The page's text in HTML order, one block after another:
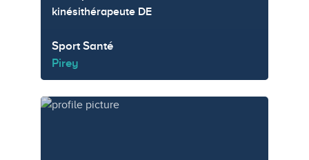
kinésithérapeute DE
Sport Santé
Pirey